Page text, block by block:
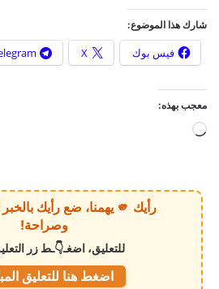
شارك هذا الموضوع:
فيس بوك X
معجب بهذه:
ي
رأيك 🫵 يهمنا، ضع رأيك
وصراحة!
للتعليق، اضغـ👇ـط زر
اضغط هنا للتعليق